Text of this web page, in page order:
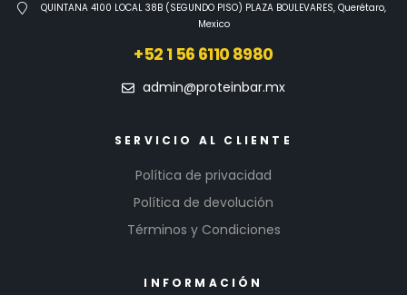
QUINTANA 4100 LOCAL 38B (SEGUNDO PISO) PLAZA BOULEVARES, Querétaro,
Mexico
+52 1 56 6110 8980
admin@proteinbar.mx
SERVICIO AL CLIENTE
Política de privacidad
Política de devolución
Términos y Condiciones
INFORMACIÓN